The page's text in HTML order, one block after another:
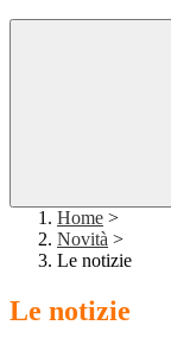
Home >
Novità >
Le notizie
Le notizie